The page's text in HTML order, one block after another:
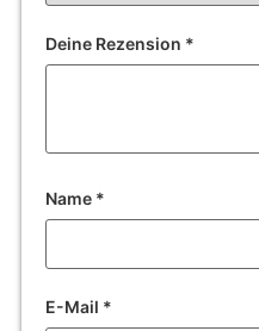
Deine Rezension *
Name *
E-Mail *